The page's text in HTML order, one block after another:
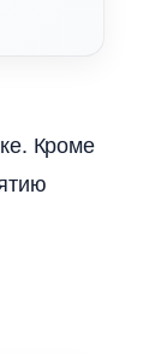
Кроме